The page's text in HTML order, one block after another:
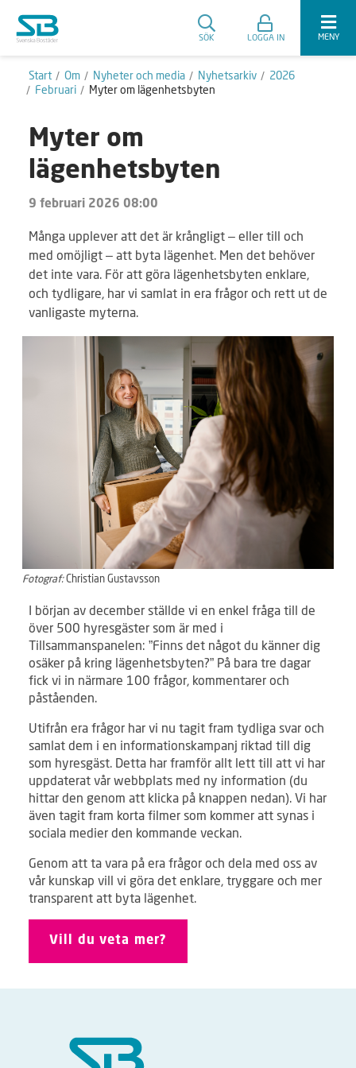
SÖK LOGGA IN MENY
Start Om Nyheter och media Nyhetsarkiv
2026
Februari
Myter om lägenhetsbyten
Myter om
lägenhetsbyten
9 februari 2026 08:00
Många upplever att det är krångligt – eller till och
med omöjligt – att byta lägenhet. Men det behöver
det inte vara. För att göra lägenhetsbyten enklare,
och tydligare, har vi samlat in era frågor och rett ut de
vanligaste myterna.
Fotograf:Christian Gustavsson
I början av december ställde vi en enkel fråga till de
över 500 hyresgäster som är med i
Tillsammanspanelen: ”Finns det något du känner dig
osäker på kring lägenhetsbyten?” På bara tre dagar
fick vi in närmare 100 frågor, kommentarer och
påståenden.
Utifrån era frågor har vi nu tagit fram tydliga svar och
samlat dem i en informationskampanj riktad till dig
som hyresgäst. Detta har framför allt lett till att vi har
uppdaterat vår webbplats med ny information (du
hittar den genom att klicka på knappen nedan). Vi har
även tagit fram korta filmer som kommer att synas i
sociala medier den kommande veckan.
Genom att ta vara på era frågor och dela med oss av
vår kunskap vill vi göra det enklare, tryggare och mer
transparent att byta lägenhet.
Vill du veta mer?